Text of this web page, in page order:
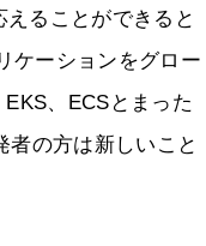
ることができると
ケーションをグロー
、ECSとまった
者の方は新しいこと